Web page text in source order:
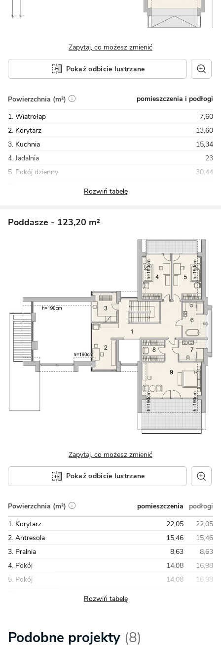
Zapytaj, co możesz zmienić
Pokaż odbicie lustrzane
Powierzchnia (m²)
pomieszczenia i podłogi
1. Wiatrołap
7,60
2. Korytarz
13,60
3. Kuchnia
15,34
4. Jadalnia
23
5. Pokój dzienny
30,44
Poddasze - 123,20 m²
Zapytaj, co możesz zmienić
Pokaż odbicie lustrzane
Powierzchnia (m²) pomieszczenia
podłogi
1. Korytarz
22,05
22,05
2. Antresola
15,46
15,46
3. Pralnia
8,63
8,63
4. Pokój
14,08
16,98
5. Pokój
14,08
16,98
Podobne projekty (8)